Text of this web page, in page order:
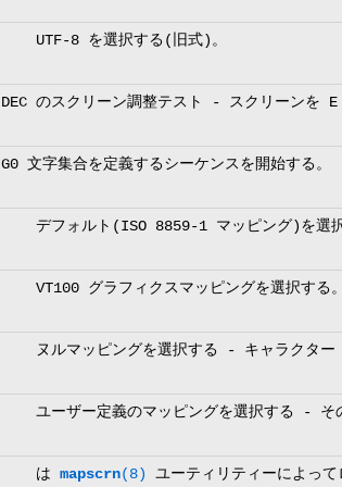
UTF-8 を選択する(旧式)。
DEC のスクリーン調整テスト - スクリーンを E
G0 文字集合を定義するシーケンスを開始する。
デフォルト(ISO 8859-1 マッピング)を選択
VT100 グラフィクスマッピングを選択する。
ヌルマッピングを選択する - キャラクター
ユーザー定義のマッピングを選択する - そ
は mapscrn(8) ユーティリティーによって